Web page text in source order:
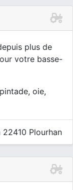
plus de
votre basse-
oie,
Plourhan